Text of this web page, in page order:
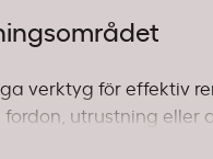
verktyg för effektiv
utrustning eller